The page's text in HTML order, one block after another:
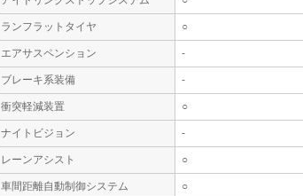
ランフラットタイヤ ○
エアサスペンション -
ブレーキ系装備 -
衝突軽減装置 ○
ナイトビジョン -
レーンアシスト ○
車間距離自動制御システム ○